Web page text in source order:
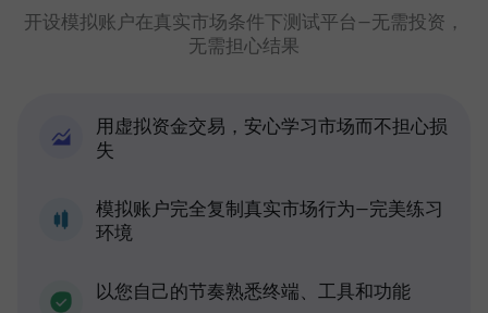
开设模拟账户在真实市场条件下测试平台—无需投资，
无需担心结果
用虚拟资金交易，安心学习市场而不担心损
失
模拟账户完全复制真实市场行为—完美练习
环境
以您自己的节奏熟悉终端、工具和功能